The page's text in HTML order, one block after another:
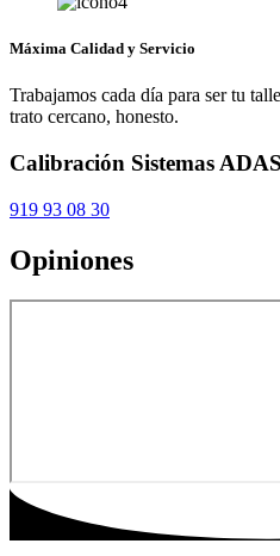
Máxima Calidad y Servicio
Trabajamos cada día para ser tu
trato cercano, honesto.
Calibración Sistemas
919 93 08 30
Opiniones